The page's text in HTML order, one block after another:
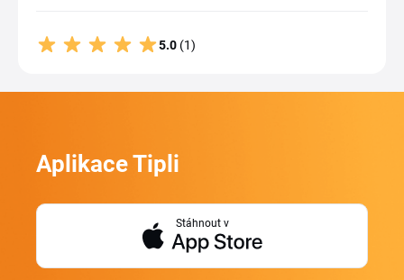
5.0 (1)
Aplikace Tipli
Stáhnout v